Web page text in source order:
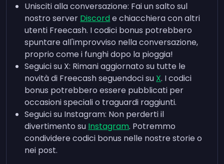
Unisciti alla conversazione: Fai un salto sul
nostro server Discorde chiacchiera con altri
utenti Freecash. I codici bonus potrebbero
spuntare all'improvviso nella conversazione,
proprio come i funghi dopo la pioggia!
Seguici su X: Rimani aggiornato su tutte le
novità di Freecash seguendoci su X. I codici
bonus potrebbero essere pubblicati per
occasioni speciali o traguardi raggiunti.
Seguici su Instagram: Non perderti il
divertimento su Instagram. Potremmo
condividere codici bonus nelle nostre storie o
nei post.